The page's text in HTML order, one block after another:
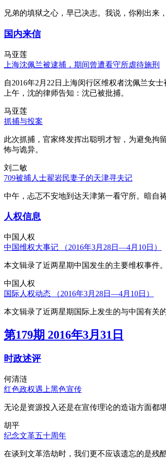
兄弟的填狱之心，早已决志。我说，你刚出来
国内来信
马亚莲
上海沈佩兰被逮捕，期间曾遭看守所虐待施刑
自2016年2月22日上海闵行区维权者沈佩兰女
上午，沈的律师告知：沈已被批捕。
马亚莲
抓捕与投案
此次抓捕，官家终发挥出聪明才智，为避免拘
怖与诡异。
刘二敏
709被捕人士翟岩民妻子的天津寻夫记
中午，忐忑不安地到达天津第一看守所。暗自
人权信息
中国人权
中国维权大事记 （2016年3月28日—4月10日）
本文辑录了近两星期中国发生的主要维权事件。
中国人权
国际人权动态 （2016年3月28日—4月10日）
本文辑录了近两星期国际上发生的与中国有关
第179期 2016年3月31日
时政述评
何清涟
红色政权遇上黑色宣传
无论是资源投入还是在宣传理论的造诣方面都
胡平
纪念文革五十周年
在谈到文革浩劫时，我们更不应该遗忘的是残